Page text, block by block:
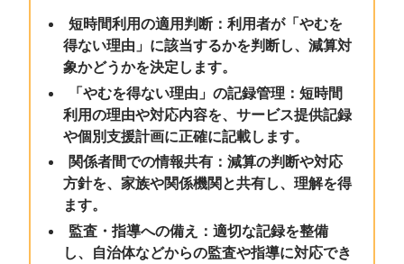
短時間利用の適用判断：利用者が「やむを
得ない理由」に該当するかを判断し、減算対
象かどうかを決定します。
「やむを得ない理由」の記録管理：短時間
利用の理由や対応内容を、サービス提供記録
や個別支援計画に正確に記載します。
関係者間での情報共有：減算の判断や対応
方針を、家族や関係機関と共有し、理解を得
ます。
監査・指導への備え：適切な記録を整備
し、自治体などからの監査や指導に対応でき